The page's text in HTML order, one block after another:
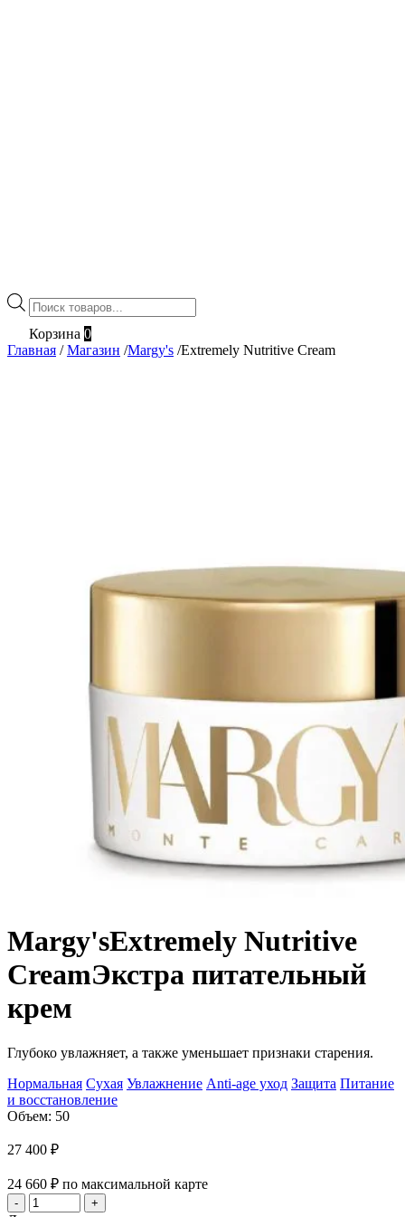
Поиск
товаров
Корзина 0
Главная / Магазин /Margy's /Extremely Nutritive Cream
Margy'sExtremely Nutritive
CreamЭкстра питательный
крем
Глубоко увлажняет, а также уменьшает признаки старения.
Нормальная Сухая Увлажнение Anti-age уход Защита Питание
и восстановление
Объем: 50
27 400 ₽
24 660 ₽ по максимальной карте